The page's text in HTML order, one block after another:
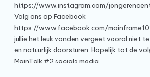
MainTalk #2 sociale media